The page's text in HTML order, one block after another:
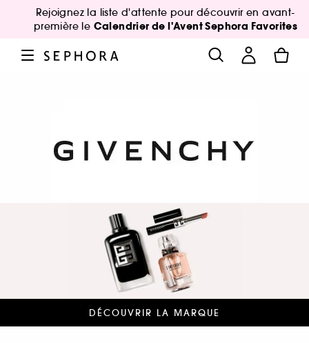
Rejoignez la liste d'attente pour découvrir en avant-
première le Calendrier de l'Avent Sephora Favorites
DÉCOUVRIR LA MARQUE